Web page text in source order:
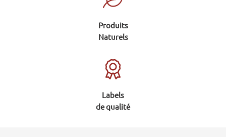
Produits
Naturels
Labels
de qualité